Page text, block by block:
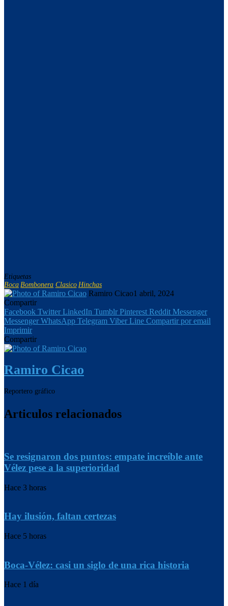
Etiquetas
Boca Bombonera Clasico Hinchas
Ramiro Cicao1 abril, 2024
Compartir
Facebook Twitter LinkedIn Tumblr Pinterest Reddit Messenger
Messenger WhatsApp Telegram Viber Line Compartir por email
Imprimir
Compartir
Ramiro Cicao
Reportero gráfico
Articulos relacionados
Se resignaron dos puntos: empate increíble ante
Vélez pese a la superioridad
Hace 3 horas
Hay ilusión, faltan certezas
Hace 5 horas
Boca-Vélez: casi un siglo de una rica historia
Hace 1 día